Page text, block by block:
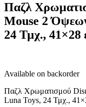
Mouse
2
Όψεων
3
Toys,
Τμχ.,
41x28
Παζλ
Mouse 2
24 Τμχ., 41×28
Available on backorder
Παζλ Χρωματισμού
Luna Toys, 24 Τμχ.,